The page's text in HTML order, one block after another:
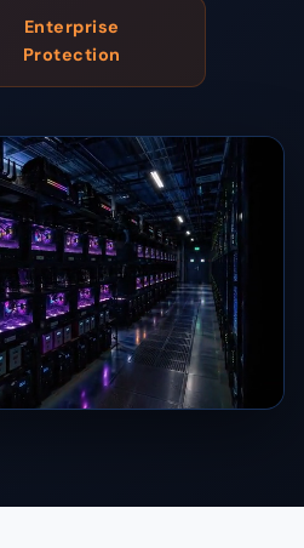
Enterprise
Protection